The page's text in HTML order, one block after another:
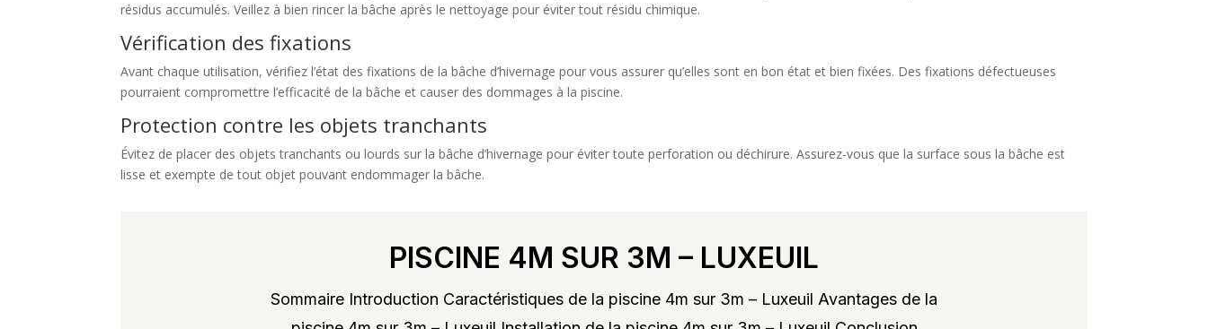
résidus accumulés. Veillez à bien rincer la bâche après le nettoyage pour éviter tout résidu chimique.
Vérification des fixations
Avant chaque utilisation, vérifiez l’état des fixations de la bâche d’hivernage pour vous assurer qu’elles sont en bon état et bien fixées. Des fixations défectueuses
pourraient compromettre l’efficacité de la bâche et causer des dommages à la piscine.
Protection contre les objets tranchants
Évitez de placer des objets tranchants ou lourds sur la bâche d’hivernage pour éviter toute perforation ou déchirure. Assurez-vous que la surface sous la bâche est
lisse et exempte de tout objet pouvant endommager la bâche.
PISCINE 4M SUR 3M – LUXEUIL
Sommaire Introduction Caractéristiques de la piscine 4m sur 3m – Luxeuil Avantages de la